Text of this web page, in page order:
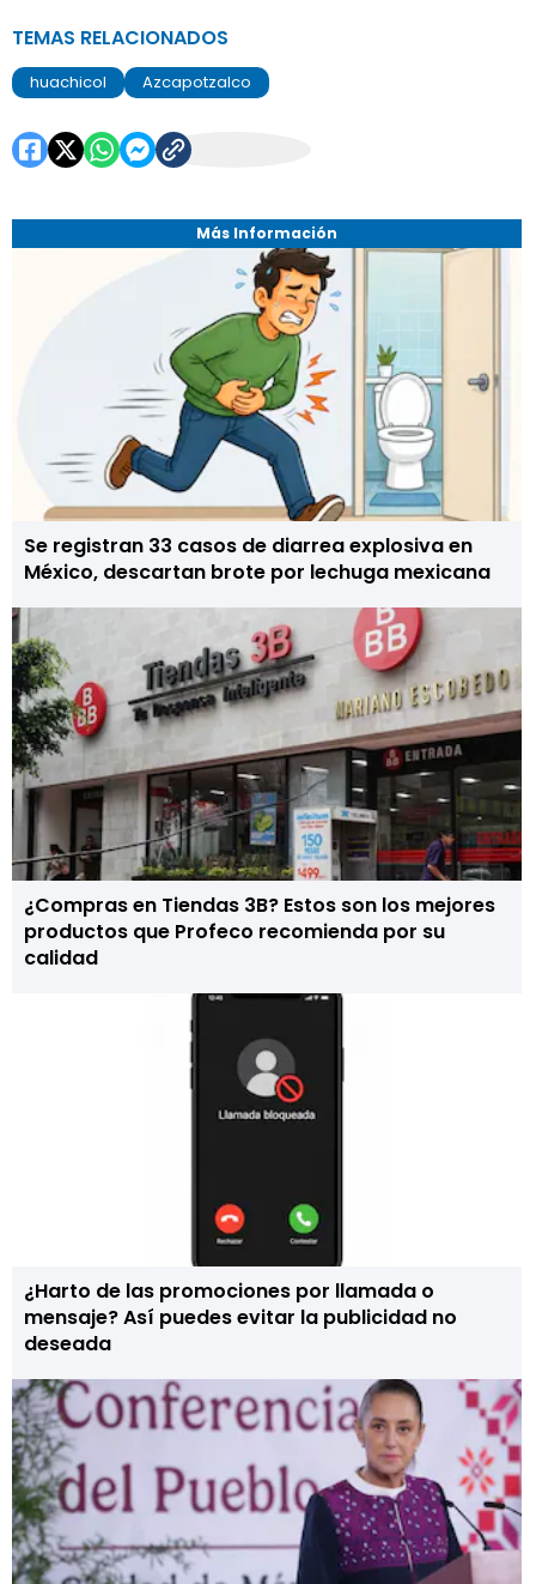
Más Información
Se registran 33 casos de diarrea explosiva en
México, descartan brote por lechuga mexicana
¿Compras en Tiendas 3B? Estos son los mejores
productos que Profeco recomienda por su
calidad
¿Harto de las promociones por llamada o
mensaje? Así puedes evitar la publicidad no
deseada
TEMAS RELACIONADOS
huachicol Azcapotzalco